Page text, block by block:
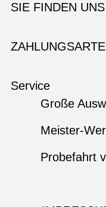
SIE FINDEN
Service
Große
Meister-
Probefahrt